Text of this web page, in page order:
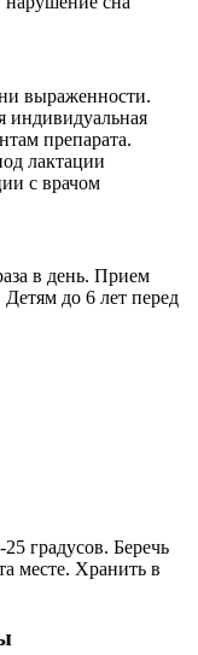
выраженности.
индивидуальная
препарата.
лактации
с врачом
в день. Прием
до 6 лет перед
градусов. Беречь
месте. Хранить в